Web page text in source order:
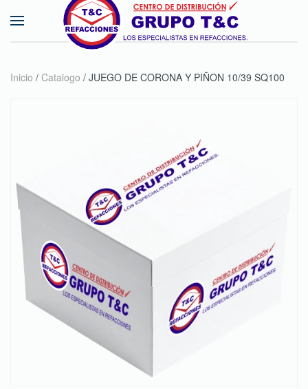
Skip to main content
Inicio / Catalogo / JUEGO DE CORONA Y PIÑON 10/39 SQ100